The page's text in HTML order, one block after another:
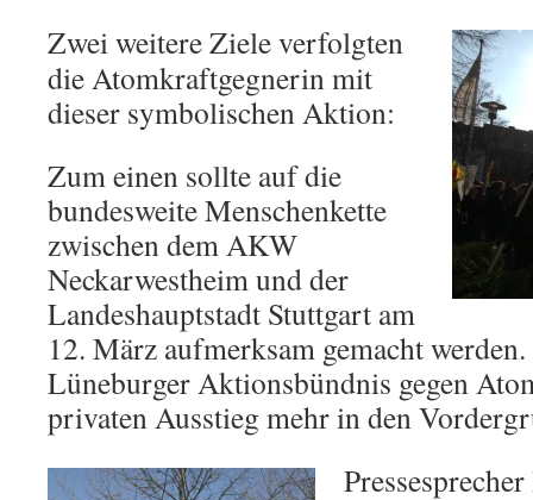
Zwei weitere Ziele verfolgten
die Atomkraftgegnerin mit
dieser symbolischen Aktion:
Zum einen sollte auf die
bundesweite Menschenkette
zwischen dem AKW
Neckarwestheim und der
Landeshauptstadt Stuttgart am
12. März aufmerksam gemacht
Lüneburger Aktionsbündnis gegen
privaten Ausstieg mehr in den